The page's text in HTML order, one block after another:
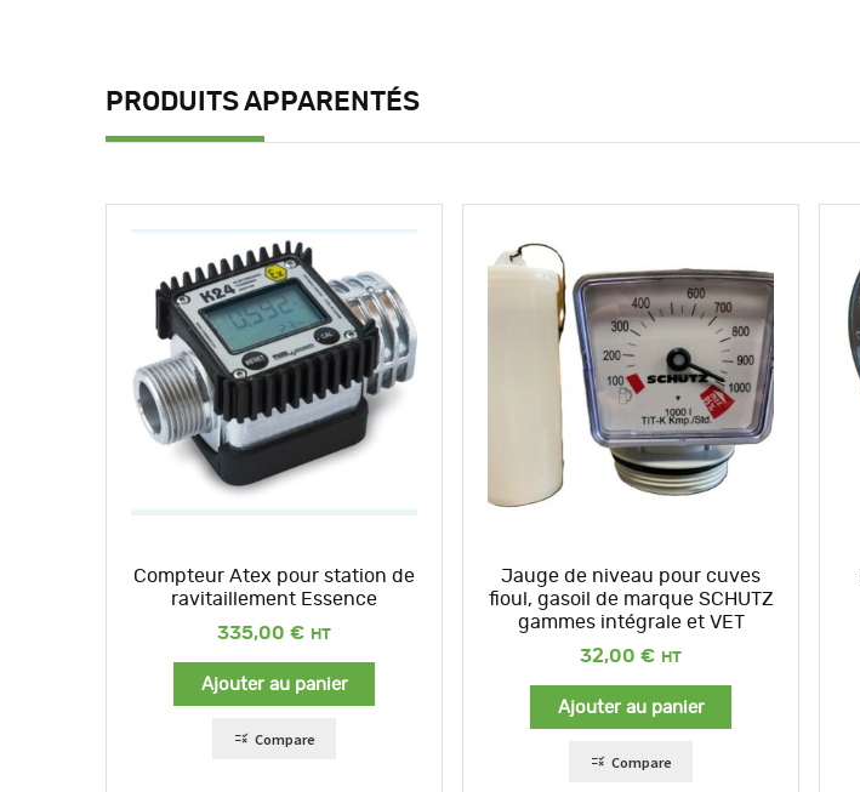
PRODUITS APPARENTÉS
Compteur Atex pour station de
ravitaillement Essence
335,00 €
Ajouter au panier
Compare
Jauge de niveau pour cuves
fioul, gasoil de marque SCHUTZ
gammes intégrale et VET
32,00 €
Ajouter au panier
Compare